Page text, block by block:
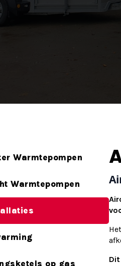
Warmtepompen
Warmtepompen
op gas